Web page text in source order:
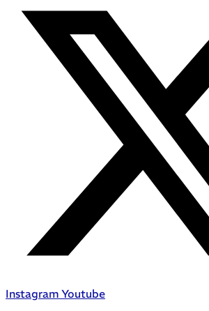
Instagram Youtube